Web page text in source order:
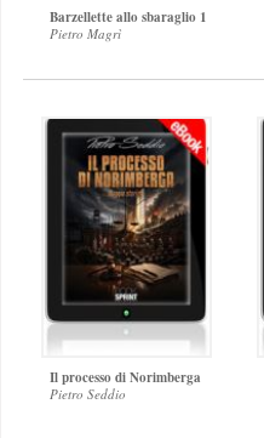
Barzellette allo sbaraglio 1
Pietro Magrì
Il processo di Norimberga
Pietro Seddio